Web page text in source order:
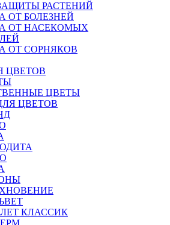
РАСТЕНИЙ
ОТ БОЛЕЗНЕЙ
ОТ НАСЕКОМЫХ
ОТ СОРНЯКОВ
ЦВЕТОВ
ЦВЕТЫ
ЦВЕТОВ
КЛАССИК